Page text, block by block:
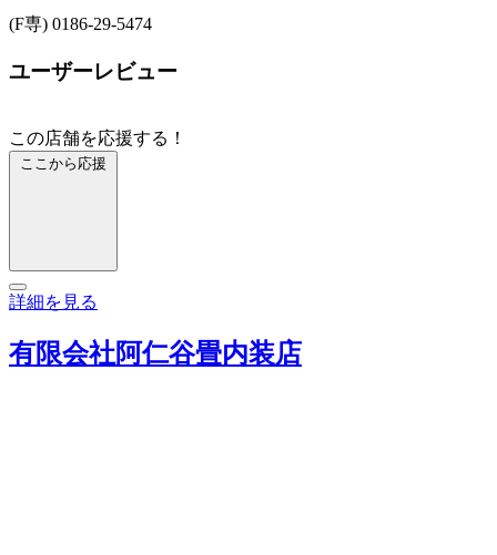
(F専) 0186-29-5474
ユーザーレビュー
この店舗を応援する！
ここから応援
詳細を見る
有限会社阿仁谷畳内装店